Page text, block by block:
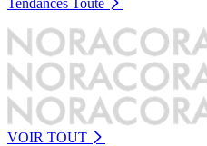
Tendances Toute
VOIR TOUT